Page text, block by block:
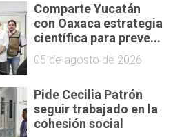
Comparte Yucatán
con Oaxaca estrategia
científica para preve...
05 de agosto de 2026
Pide Cecilia Patrón
seguir trabajado en la
cohesión social